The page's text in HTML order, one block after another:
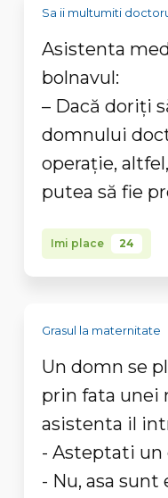
Sa ii multumiti
Asistenta
bolnavul:
– Dacă doriți
domnului
operație,
putea să fie
Imi place 24
Grasul la maternitate
Un domn se
prin fata unei
asistenta il
- Asteptati un
- Nu, asa sunt